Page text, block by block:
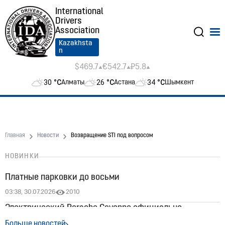
International
Drivers
Association
Kazakhsta
n
$469.7 €542.7 ₽5.8
30 °CАлматы 26 °CАстана 34 °CШымкент
Главная Новости Возвращение STI под вопросом
НОВИНКИ
Платные парковки до восьми
03:38, 30.07.2026 2010
Электрический Porsche Cayenne официально
появился в Казахстане: цены стартуют от 60 млн